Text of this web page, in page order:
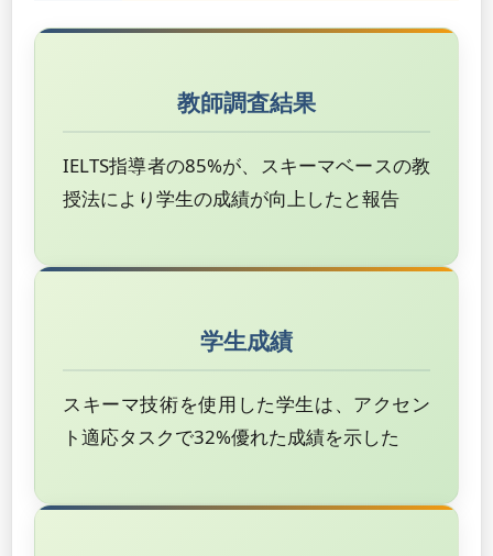
教師調査結果
IELTS指導者の85%が、スキーマベースの教
授法により学生の成績が向上したと報告
学生成績
スキーマ技術を使用した学生は、アクセン
ト適応タスクで32%優れた成績を示した